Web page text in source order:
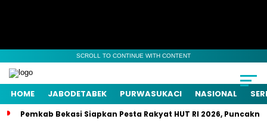
SCROLL TO CONTINUE WITH CONTENT
HOME JABODETABEK PURWASUKACI NASIONAL
Pemkab Bekasi Siapkan Pesta Rakyat HUT RI 2026,